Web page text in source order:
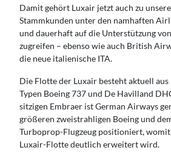
Damit gehört Luxair jetzt auch zu
Stammkunden unter den namhaften
und dauerhaft auf die Unterstützung
zugreifen – ebenso wie auch British
die neue italienische ITA.
Die Flotte der Luxair besteht aktuell aus
Typen Boeing 737 und De Havilland
sitzigen Embraer ist German Airways
größeren zweistrahligen Boeing und
Turboprop-Flugzeug positioniert,
Luxair-Flotte deutlich erweitert wird.